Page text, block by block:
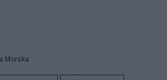
Morska